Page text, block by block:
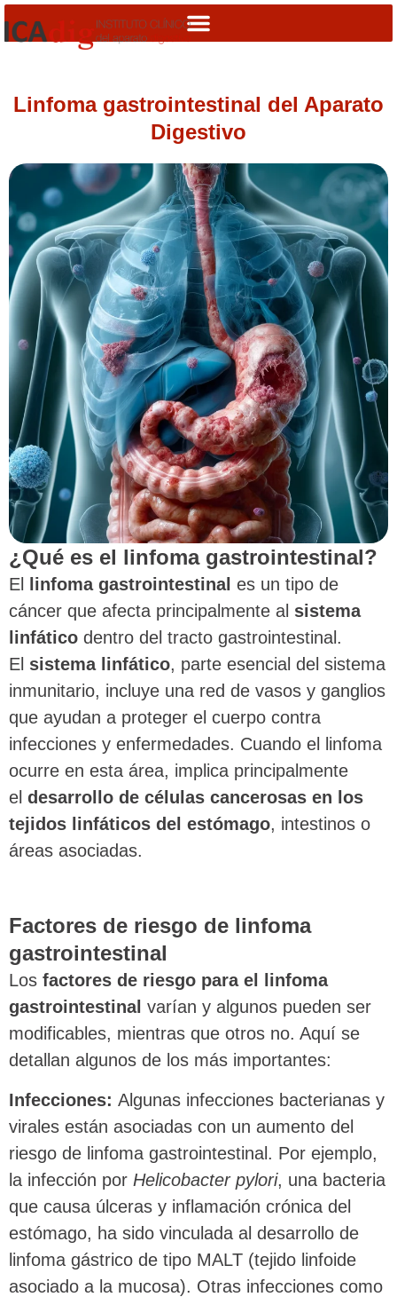
Linfoma gastrointestinal del Aparato
Digestivo
¿Qué es el linfoma gastrointestinal?
El linfoma gastrointestinal es un tipo de
cáncer que afecta principalmente al sistema
linfático dentro del tracto gastrointestinal.
El sistema linfático, parte esencial del sistema
inmunitario, incluye una red de vasos y ganglios
que ayudan a proteger el cuerpo contra
infecciones y enfermedades. Cuando el linfoma
ocurre en esta área, implica principalmente
el desarrollo de células cancerosas en los
tejidos linfáticos del estómago, intestinos o
áreas asociadas.
Factores de riesgo de linfoma
gastrointestinal
Los factores de riesgo para el linfoma
gastrointestinal varían y algunos pueden ser
modificables, mientras que otros no. Aquí se
detallan algunos de los más importantes:
Infecciones: Algunas infecciones bacterianas y
virales están asociadas con un aumento del
riesgo de linfoma gastrointestinal. Por ejemplo,
la infección por Helicobacter pylori, una bacteria
que causa úlceras y inflamación crónica del
estómago, ha sido vinculada al desarrollo de
linfoma gástrico de tipo MALT (tejido linfoide
asociado a la mucosa). Otras infecciones como